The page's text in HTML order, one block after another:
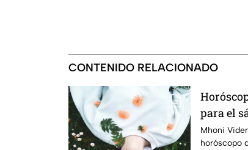
CONTENIDO RELACIONADO
para el
ciclo!
Mhoni
horóscopo